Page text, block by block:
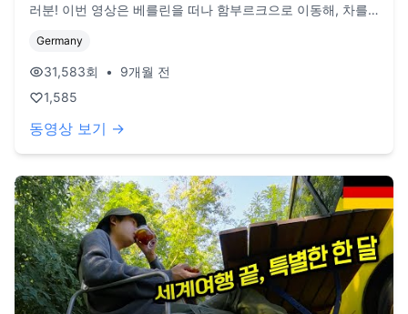
러분! 이번 영상은 베를린을 떠나 함부르크으로 이동해, 차를
고 이번 선적을 마지막으로.. 2019년부터 이어온 노란버스 여
행이 드디어 끝이 났습니다. 버스에서 오래 살다보니 이제는
불편함 보다 익숙함이 더 컸지만, 원래 목표인 유라시아 횡단
을 끝내며 앞으로는 버스에서의 삶을 고집하기 보다는 새롭게
이의 마지막 편이 되었습니다. 🚌 지금까지 버스여행을 같이
지켜봐주신 분들, 진심으로 감사합니다. 여정을 하나하나 영상
으로 남겨왔었기 때문에, 끝까지 봐주신 분들은 저희와 함께
여행한 것과 다름 없다고 생각하고 있습니다. 유튜브는 계속
이어갈 예정입니다. 항상 여행기만 보여드린 것 같은데, 이제
는 여행이 아닌, 그 다음의 삶을 공유해보려 합니다. 한국에서
의 적응기, 그리고 앞으로 어떤 일상을 살게 될지 이야기가 궁
금하신 분들은 계속 지켜봐주세요 :) 채널명인 '지금게르'는 '지
금 + 게르(이동하는 집)'의 의미를 담았었는데 이제 이동하는
삶을 마무리하면서 이름도 바꿔볼까 고민 중입니다. 새로운 이
Germany
31,583회 •
9개월 전
1,585
동영상 보기 →